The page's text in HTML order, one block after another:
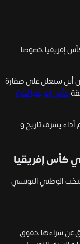
إفريقيا خصوصا
إلى الكاميرون أين سيعلن على صفارة
كأس إفريقيا لكرة
يشرف تاريخ و
كأس إفريقيا
الوطني التونسي
عن شراءها حقوق